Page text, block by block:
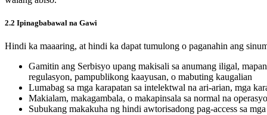
2.2 Ipinagbabawal na Gawi
Hindi ka maaaring, at hindi ka dapat tumulong o paganahin ang
Gamitin ang Serbisyo upang makisali sa anumang iligal,
regulasyon, pampublikong kaayusan, o mabuting kaugalian
Lumabag sa mga karapatan sa intelektwal na ari-arian, mga
Makialam, makagambala, o makapinsala sa normal na
Subukang makakuha ng hindi awtorisadong pag-access sa